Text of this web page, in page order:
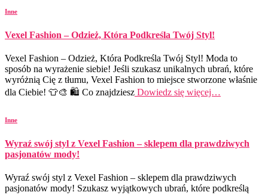
Inne
Vexel Fashion – Odzież, Która Podkreśla Twój Styl!
Vexel Fashion – Odzież, Która Podkreśla Twój Styl! Moda to
sposób na wyrażenie siebie! Jeśli szukasz unikalnych ubrań, które
wyróżnią Cię z tłumu, Vexel Fashion to miejsce stworzone właśnie
dla Ciebie! 👕🎨 🛍️ Co znajdziesz Dowiedz się więcej…
Inne
Wyraź swój styl z Vexel Fashion – sklepem dla prawdziwych
pasjonatów mody!
Wyraź swój styl z Vexel Fashion – sklepem dla prawdziwych
pasjonatów mody! Szukasz wyjątkowych ubrań, które podkreślą